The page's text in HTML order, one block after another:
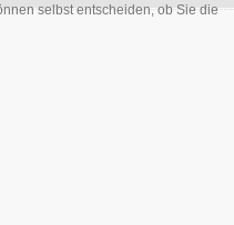
selbst entscheiden, ob Sie die